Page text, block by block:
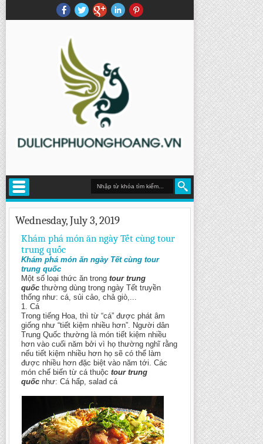
Wednesday, July 3, 2019
Khám phá món ăn ngày Tết cùng tour
trung quốc
Khám phá món ăn ngày Tết cùng tour
trung quốc
Một số loại thức ăn trong tour trung
quốc thường dùng trong ngày Tết truyền
thống như: cá, sủi cảo, chả giò,...
1. Cá
Trong tiếng Hoa, thì từ “cá” được phát âm
giống như “tiết kiệm nhiều hơn”. Người dân
Trung Quốc thường là món tiết kiệm nhiều
hơn vào cuối năm bởi vì họ thường nghĩ rằng
nếu tiết kiệm nhiều hơn họ sẽ có thể làm
được nhiều hơn đặc biệt vào năm tới. Các
món chế biến từ cá thuộc tour trung
quốc như: Cá hấp, salad cá